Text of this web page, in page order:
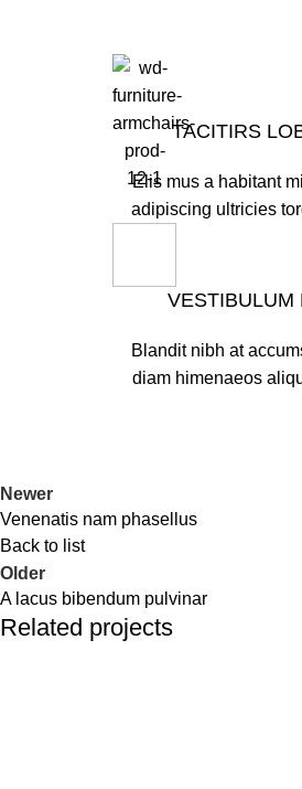
TACITIRS
Elis mus a habitant
adipiscing ultricies
VESTIBULUM
Blandit nibh at
diam himenaeos
Newer
Venenatis nam phasellus
Back to list
Older
A lacus bibendum pulvinar
Related projects